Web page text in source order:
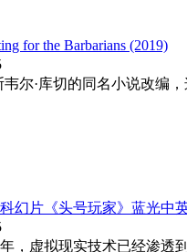
for the Barbarians (2019)
韦尔·库切的同名小说改编
幻片《头号玩家》蓝光中
，虚拟现实技术已经渗透